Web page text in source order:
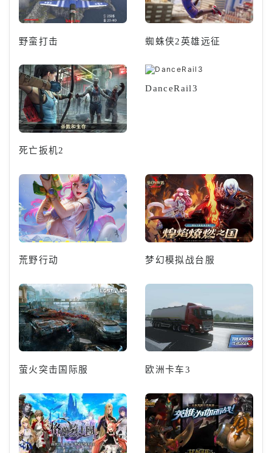
野蛮打击 蜘蛛侠2英雄远征
死亡扳机2
DanceRail3
荒野行动 梦幻模拟战台服
萤火突击国际服 欧洲卡车3